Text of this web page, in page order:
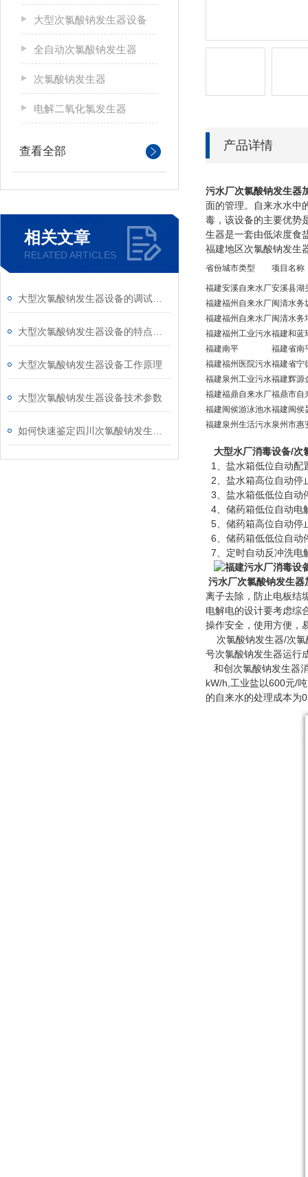
大型次氯酸钠发生器设备
全自动次氯酸钠发生器
次氯酸钠发生器
电解二氧化氯发生器
查看全部
相关文章
RELATED ARTICLES
大型次氯酸钠发生器设备工作原理
大型次氯酸钠发生器设备技术参数
产品详情
污水厂次氯酸钠发生器
面的管理。自来水水中
毒，该设备的主要优势
生器是一套由低浓度食
福建地区次氯酸钠发生
省份城市类型 项目名称
福建安溪自来水厂安溪县湖
福建福州 自来水厂闽清水务
福建福州 自来水厂闽清水务
福建福州工业污水福建和蓝
福建南平
福建省南
福建福州 医院污水福建省宁
福建泉州工业污水福建辉源
福建福鼎自来水厂福鼎市自
福建闽侯游泳池水福建闽侯
福建泉州生活污水泉州市惠
大型水厂消毒设备/次
1、盐水箱低位自动配
2、盐水箱高位自动停
3、盐水箱低低位自动
4、储药箱低位自动电
5、储药箱高位自动停
6、储药箱低低位自动
7、定时自动反冲洗电
污水厂次氯酸钠发生器
离子去除，防止电板结
电解电的设计要考虑综
操作安全，使用方便，
次氯酸钠发生器/次
号次氯酸钠发生器运行
和创次氯酸钠发生器
kW/h,工业盐以600元/
的自来水的处理成本为